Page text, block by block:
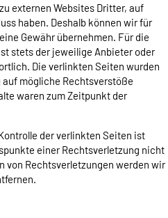
externen Websites Dritter, auf
haben. Deshalb können wir für
Gewähr übernehmen. Für die
stets der jeweilige Anbieter oder
Die verlinkten Seiten wurden
mögliche Rechtsverstöße
waren zum Zeitpunkt der
der verlinkten Seiten ist
einer Rechtsverletzung nicht
von Rechtsverletzungen werden wir